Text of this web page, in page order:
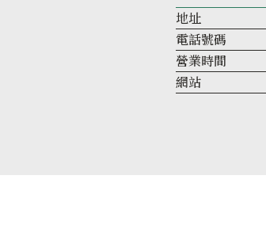
地址
電話號碼
營業時間
網站